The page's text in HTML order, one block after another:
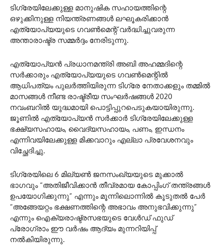
ടിഗ്രേയിലേക്കുള്ള മാനുഷിക സഹായത്തിന്റെ
ഒഴുക്കിനുള്ള നിയന്ത്രണങ്ങൾ ലഘൂകരിക്കാൻ
എത്യോപ്യയുടെ ഗവൺമെന്റ് വർദ്ധിച്ചുവരുന്ന
അന്താരാഷ്ട്ര സമ്മർദ്ദം നേരിടുന്നു.
എത്യോപ്യൻ പ്രധാനമന്ത്രി അബി അഹമ്മദിന്റെ
സർക്കാരും എത്യോപ്യയുടെ ഗവൺമെന്റിൽ
ആധിപത്യം പുലർത്തിയിരുന്ന ടിഗ്രേ നേതാക്കളും തമ്മിൽ
മാസങ്ങൾ നീണ്ട രാഷ്ട്രീയ സംഘർഷങ്ങൾ 2020
നവംബറിൽ യുദ്ധമായി പൊട്ടിപ്പുറപെടുകയായിരുന്നു.
ജൂണിൽ എത്യോപ്യൻ സർക്കാർ ടിഗ്രേയിലേക്കുള്ള
ഭക്ഷ്യസഹായം, വൈദ്യസഹായം, പണം, ഇന്ധനം
എന്നിവയിലേക്കുള്ള മിക്കവാറും എല്ലാ പ്രവേശനവും
വിച്ഛേദിച്ചു.
ടിഗ്രേയിലെ 6 മില്യൺ ജനസംഖ്യയുടെ മുക്കാൽ
ഭാഗവും “അതിജീവിക്കാൻ തീവ്രമായ കോപ്പിംഗ് തന്ത്രങ്ങൾ
ഉപയോഗിക്കുന്നു” എന്നും മൂന്നിലൊന്നിൽ കൂടുതൽ പേർ
“അങ്ങേയറ്റം ഭക്ഷണത്തിന്റെ അഭാവം അനുഭവിക്കുന്നു”
എന്നും ഐക്യരാഷ്ട്രസഭയുടെ വേൾഡ് ഫുഡ്
പ്രോഗ്രാം ഈ വർഷം ആദ്യം മുന്നറിയിപ്പ്
നൽകിയിരുന്നു.